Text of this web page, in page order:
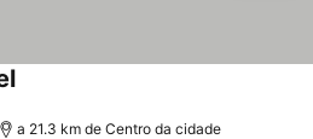
a 21.3 km de Centro da cidade